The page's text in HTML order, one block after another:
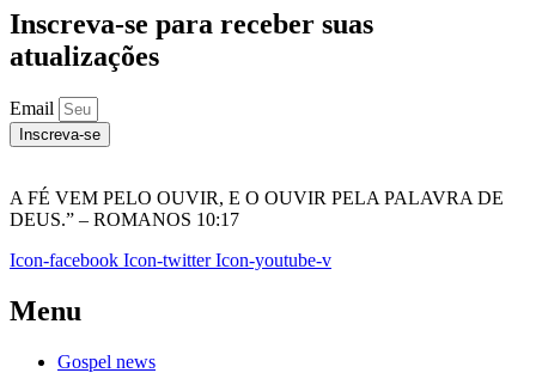
Inscreva-se para receber suas
atualizações
Email
Inscreva-se
A FÉ VEM PELO OUVIR, E O OUVIR PELA PALAVRA DE
DEUS.” – ROMANOS 10:17
Icon-facebook Icon-twitter Icon-youtube-v
Menu
Gospel news